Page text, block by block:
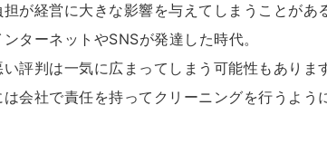
が経営に大きな影響を与えてしまうことがあ
ンターネットやSNSが発達した時代。
評判は一気に広まってしまう可能性もありま
会社で責任を持ってクリーニングを行うよう